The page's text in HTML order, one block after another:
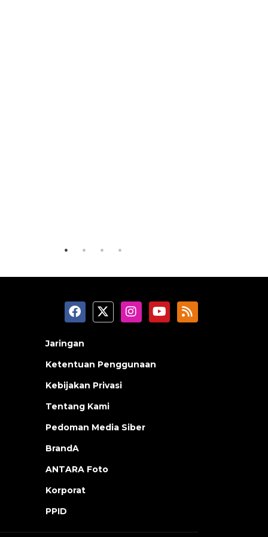
Jaringan
Ketentuan Penggunaan
Kebijakan Privasi
Tentang Kami
Pedoman Media Siber
BrandA
ANTARA Foto
Korporat
PPID